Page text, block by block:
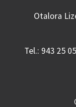
Otalora
Tel.: 943 25